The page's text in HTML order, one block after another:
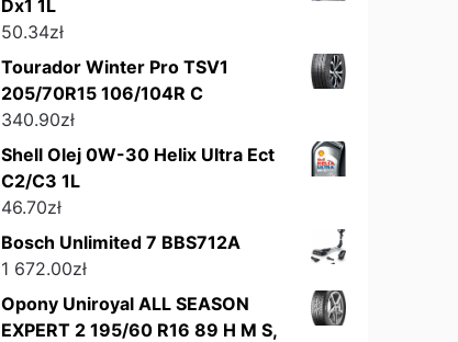
Dx1 1L
50.34zł
Tourador Winter Pro TSV1
205/70R15 106/104R C
340.90zł
Shell Olej 0W-30 Helix Ultra Ect
C2/C3 1L
46.70zł
Bosch Unlimited 7 BBS712A
1 672.00zł
Opony Uniroyal ALL SEASON
EXPERT 2 195/60 R16 89 H M S,